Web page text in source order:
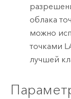
облака
можно
точками
лучшей